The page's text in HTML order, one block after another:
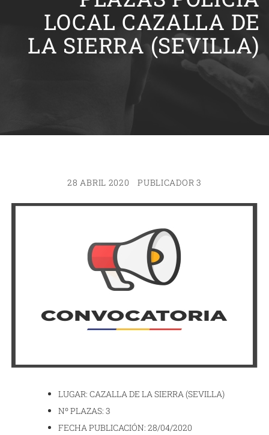
LOCAL CAZALLA DE
LA SIERRA (SEVILLA)
28 ABRIL 2020 PUBLICADOR 3
LUGAR: CAZALLA DE LA SIERRA (SEVILLA)
Nº PLAZAS: 3
FECHA PUBLICACIÓN: 28/04/2020